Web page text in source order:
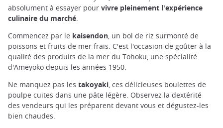
absolument à essayer pour vivre pleinement l'expérience
culinaire du marché
Commencez par le kaisendon, un bol de riz surmonté de
poissons et fruits de mer frais. C'est l'occasion de goûter à la
qualité des produits de la mer du Tohoku, une spécialité
d'Ameyoko depuis les années 1950.
Ne manquez pas les takoyaki, ces délicieuses boulettes de
poulpe cuites dans une pâte légère. Observez la dextérité
des vendeurs qui les préparent devant vous et dégustez-les
bien chaudes.